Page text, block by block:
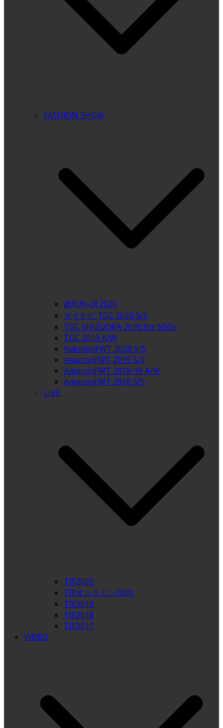
FASHION SHOW
超FUJI-Q! 2020
マイナビ TGC 2020 S/S
TGC SHIZUOKA 2020 for SDGs
TGC 2019 A/W
RakutenFWT 2020 S/S
AmazonFWT 2019 S/S
AmazonFWT 2018-19 A/W
AmazonFWT 2018 S/S
LIVE
TIF2022
TIFオンライン2020
TIF2019
TIF2018
TIF2017
VIDEO